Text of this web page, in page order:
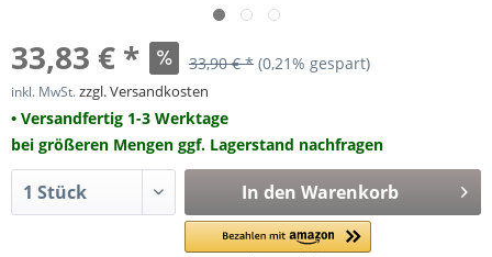
33,83 € * 33,90 € * (0,21% gespart)
inkl. MwSt.zzgl. Versandkosten
• Versandfertig 1-3 Werktage
bei größeren Mengen ggf. Lagerstand nachfragen
In den Warenkorb